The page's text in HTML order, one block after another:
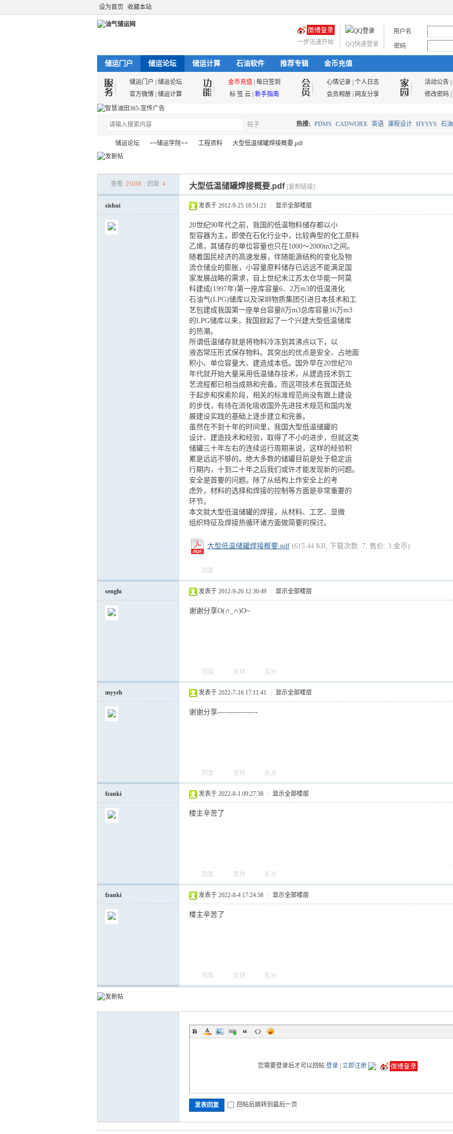
设为首页 收藏本站
用户名
密码
QQ快速登录
一步迅速开始
储运门户 储运论坛 储运计算 石油软件 推荐专辑 金币充值
储运门户 储运论坛 金币充值 每日签到 心情记录 个人日志 活动公告|
官方微博 储运计算 标 签 云 新手指南 会员相册 网友分享 修改密码|
帖子
搜
索
热搜: PDMS CADWORX 英语 课程设计 HYSYS 石
油气储运
储运论坛
›
==储运学院==
›
工程资料
›
大型低温储罐焊接概要.pdf
查看: 21658 回复: 4 大型低温储罐焊接概要.pdf [复制链接]
sishui 发表于 2012-9-25 10:51:21 显示全部楼层
20世纪90年代之前，我国的低温物料储存都以小
型容器为主，即使在石化行业中，比较典型的化工原料
乙烯，其储存的单位容量也只在1000～2000m3之间。
随着国民经济的高速发展，伴随能源结构的变化及物
流仓储业的膨胀，小容量原料储存已远远不能满足国
家发展战略的需求，自上世纪末江苏太仓华能一阿莫
科建成(1997年)第一座库容量6．2万m3的低温液化
石油气(LPG)储库以及深圳物质集团引进日本技术和工
艺包建成我国第一座单台容量8万m3总库容量16万m3
的LPG储库以来，我国掀起了一个兴建大型低温储库
的热潮。
所谓低温储存就是将物料冷冻到其沸点以下，以
液态常压形式保存物料。其突出的优点是安全、占地面
积小、单位容量大、建造成本低。国外早在20世纪70
年代就开始大量采用低温储存技术，从建造技术到工
艺流程都已相当成熟和完备。而这项技术在我国还处
于起步和探索阶段，相关的标准规范尚没有跟上建设
的步伐，有待在消化吸收国外先进技术规范和国内发
展建设实践的基础上逐步建立和完善。
虽然在不到十年的时间里，我国大型低温储罐的
设计、建造技术和经验，取得了不小的进步，但就这类
储罐三十年左右的连续运行周期来说，这样的经验积
累是远远不够的。绝大多数的储罐目前是处于稳定运
行期内，十到二十年之后我们或许才能发现新的问题。
安全是首要的问题。除了从结构上作安全上的考
虑外，材料的选择和焊接的控制等方面是非常重要的
环节。
本文就大型低温储罐的焊接，从材料、工艺、显微
组织特征及焊接热循环诸方面做简要的探讨。
大型低温储罐焊接概要.pdf (615.44 KB, 下载次数: 7, 售价: 3 金币)
回复
senglu 发表于 2012-9-26 12:30:49 显示全部楼层
谢谢分享O(∩_∩)O~
回复 支持 反对
myyeh 发表于 2022-7-16 17:11:41 显示全部楼层
谢谢分享----------------
回复 支持 反对
franki 发表于 2022-8-1 09:27:38 显示全部楼层
楼主辛苦了
回复 支持 反对
franki 发表于 2022-8-4 17:24:58 显示全部楼层
楼主辛苦了
回复 支持 反对
您需要登录后才可以回帖 登录| 立即注册
发表回复 回帖后跳转到最后一页